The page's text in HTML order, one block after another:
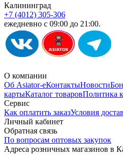
Калининград
+7 (4012) 305-306
ежедневно с 09:00 до 21:00.
О компании
Об Asiator-еКонтактыНовости
картыКаталог товаровПолитика
Сервис
Как оплатить заказУсловия
Личный кабинет
Обратная связь
По вопросам оптовых закупок
Адреса розничных магазинов в